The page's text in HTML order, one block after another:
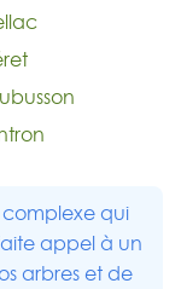
qui
appel à un
arbres et de